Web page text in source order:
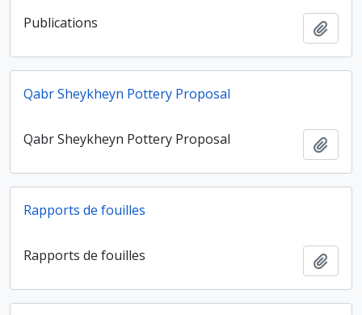
Publications
Qabr Sheykheyn Pottery Proposal
Qabr Sheykheyn Pottery Proposal
Rapports de fouilles
Rapports de fouilles